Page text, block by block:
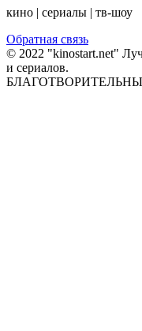
кино | сериалы | тв-шоу
Обратная связь
© 2022 "kinostart.net"
и сериалов.